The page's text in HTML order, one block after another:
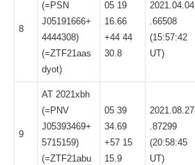
8
(=PSN
J05191666+
4444308)
(=ZTF21aas
dyot)
05 19
16.66
+44 44
30.8
2021.04.04
.66508
(15:57:42
UT)
9
AT 2021xbh
(=PNV
J05393469+
5715159)
(=ZTF21abu
05 39
34.69
+57 15
15.9
2021.08.27
.87299
(20:58:45
UT)